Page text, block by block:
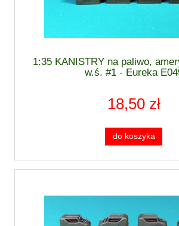
1:35 KANISTRY na paliwo,
w.ś. #1 - Eureka
18,50 zł
do koszyka